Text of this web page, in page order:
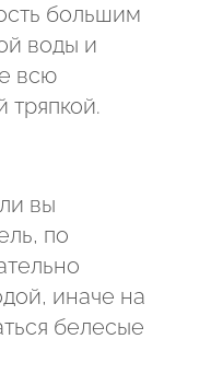
большим
воды и
всю
тряпкой.
вы
по
иначе на
белесые